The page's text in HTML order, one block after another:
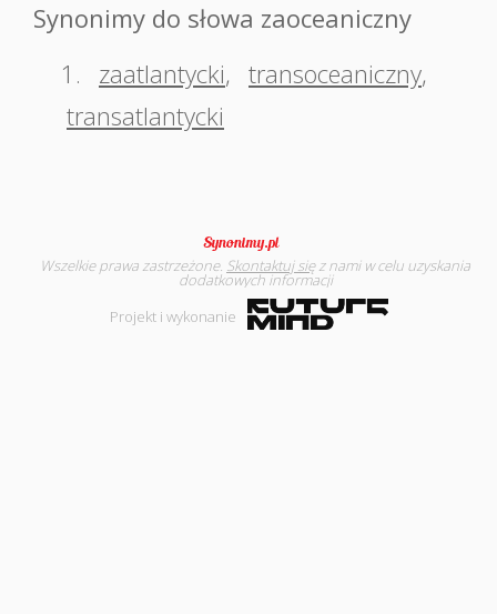
Synonimy do słowa zaoceaniczny
1.
zaatlantycki, transoceaniczny,
transatlantycki
Wszelkie prawa zastrzeżone. Skontaktuj sięz nami w celu uzyskania
dodatkowych informacji
Projekt i wykonanie